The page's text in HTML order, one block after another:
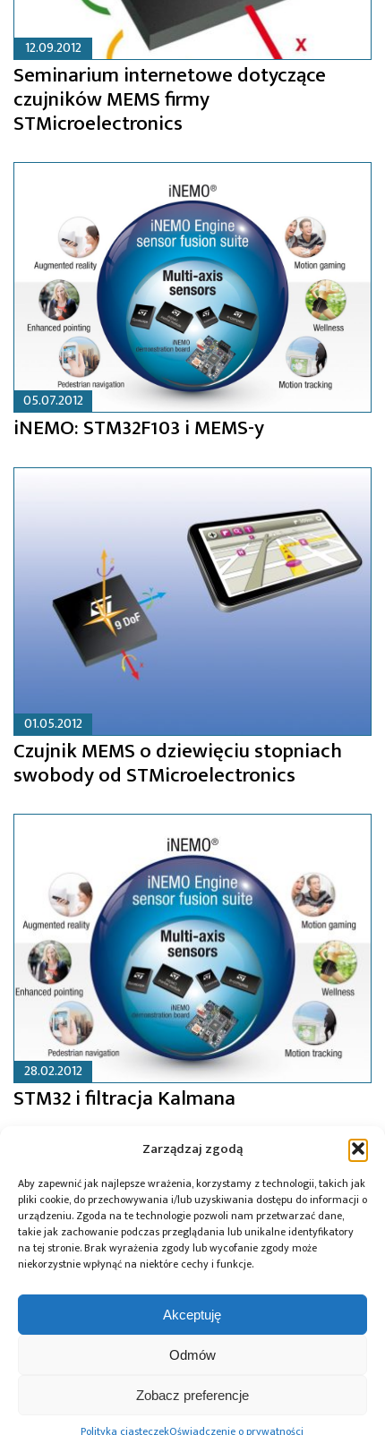
Zarządzaj zgodą
Aby zapewnić jak najlepsze wrażenia, korzystamy z technologii, takich jak
pliki cookie, do przechowywania i/lub uzyskiwania dostępu do informacji o
urządzeniu. Zgoda na te technologie pozwoli nam przetwarzać dane,
takie jak zachowanie podczas przeglądania lub unikalne identyfikatory
na tej stronie. Brak wyrażenia zgody lub wycofanie zgody może
niekorzystnie wpłynąć na niektóre cechy i funkcje.
Akceptuję
Odmów
Zobacz preferencje
Polityka ciasteczekOświadczenie o prywatności
12.09.2012
Seminarium internetowe dotyczące
czujników MEMS firmy
STMicroelectronics
05.07.2012
iNEMO: STM32F103 i MEMS-y
01.05.2012
Czujnik MEMS o dziewięciu stopniach
swobody od STMicroelectronics
28.02.2012
STM32 i filtracja Kalmana
Miniaturowy moduł z mikrokontrolerem